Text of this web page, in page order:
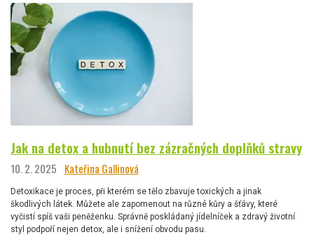
Jak na detox a hubnutí bez zázračných doplňků stravy
10. 2. 2025 Kateřina Gallinová
Detoxikace je proces, při kterém se tělo zbavuje toxických a jinak
škodlivých látek. Můžete ale zapomenout na různé kůry a šťávy, které
vyčistí spíš vaši peněženku. Správně poskládaný jídelníček a zdravý životní
styl podpoří nejen detox, ale i snížení obvodu pasu.